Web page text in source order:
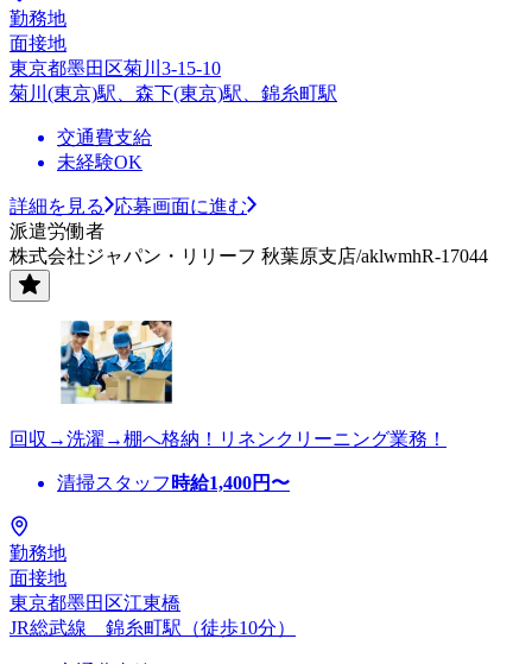
勤務地
面接地
東京都墨田区菊川3-15-10
菊川(東京)駅、森下(東京)駅、錦糸町駅
交通費支給
未経験OK
詳細を見る
応募画面に進む
派遣労働者
株式会社ジャパン・リリーフ 秋葉原支店/aklwmhR-17044
回収→洗濯→棚へ格納！リネンクリーニング業務！
清掃スタッフ 時給1,400円〜
勤務地
面接地
東京都墨田区江東橋
JR総武線 錦糸町駅（徒歩10分）